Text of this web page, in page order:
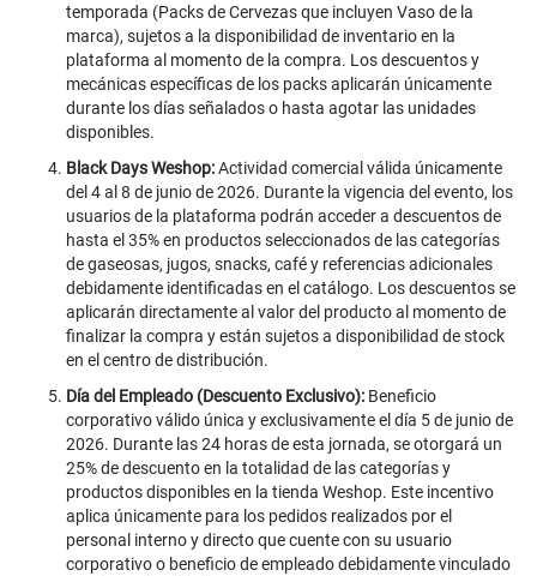
temporada (Packs de Cervezas que incluyen Vaso de la
marca), sujetos a la disponibilidad de inventario en la
plataforma al momento de la compra. Los descuentos y
mecánicas específicas de los packs aplicarán únicamente
durante los días señalados o hasta agotar las unidades
disponibles.
Black Days Weshop:Actividad comercial válida únicamente
del 4 al 8 de junio de 2026. Durante la vigencia del evento, los
usuarios de la plataforma podrán acceder a descuentos de
hasta el 35% en productos seleccionados de las categorías
de gaseosas, jugos, snacks, café y referencias adicionales
debidamente identificadas en el catálogo. Los descuentos se
aplicarán directamente al valor del producto al momento de
finalizar la compra y están sujetos a disponibilidad de stock
en el centro de distribución.
Día del Empleado (Descuento Exclusivo): Beneficio
corporativo válido única y exclusivamente el día 5 de junio de
2026. Durante las 24 horas de esta jornada, se otorgará un
25% de descuento en la totalidad de las categorías y
productos disponibles en la tienda Weshop. Este incentivo
aplica únicamente para los pedidos realizados por el
personal interno y directo que cuente con su usuario
corporativo o beneficio de empleado debidamente vinculado